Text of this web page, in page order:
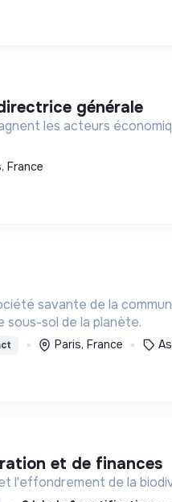
générale
les acteurs
France
savante de la
sous-sol de la planète.
Paris, France
et de finances
l'effondrement de la